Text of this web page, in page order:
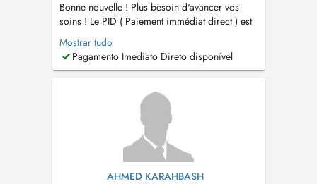
Bonne nouvelle ! Plus besoin d'avancer vos
soins ! Le PID ( Paiement immédiat direct ) est
maintenant disponible chez nous ! Vous
payerez seulement 10 à 15 % de vos soins.
Notre Centre Dentaire vous accueille du lundi
17h30 avec ou sans rendez-vous. ...
Mostrar tudo
Pagamento Imediato Direto disponível
AHMED KARAHBASH